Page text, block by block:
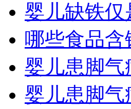
婴儿缺铁仅
哪些食品含
婴儿患脚
婴儿患脚气